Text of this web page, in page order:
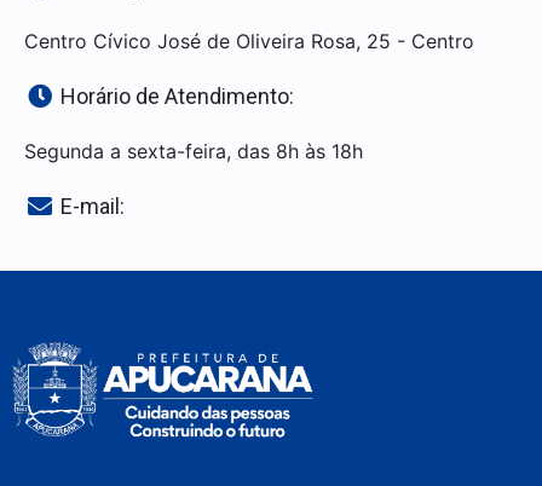
Centro Cívico José de Oliveira Rosa, 25 - Centro
Horário de Atendimento:
Segunda a sexta-feira, das 8h às 18h
E-mail: